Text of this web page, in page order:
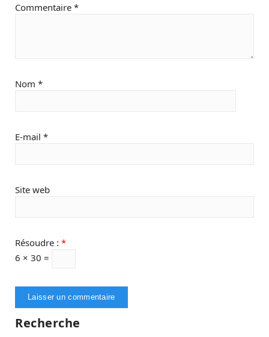
Commentaire *
Nom *
E-mail *
Site web
Résoudre : *
6 × 30 =
Recherche